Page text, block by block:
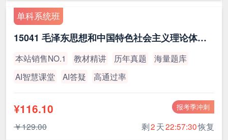
单科系统班
15041 毛泽东思想和中国特色社会主义理论体系概论（最新版）
本站销售NO.1 教材精讲 历年真题
海量题库
AI智慧课堂
AI答疑 高通过率
报考季冲刺
¥116.10
￥129.00 剩2天22:57:30恢复